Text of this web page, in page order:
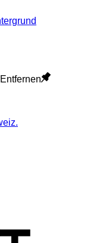
Entfernen